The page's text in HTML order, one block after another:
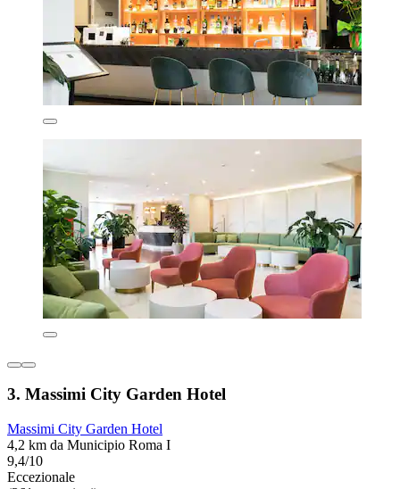
3. Massimi City Garden Hotel
Massimi City Garden Hotel
4,2 km da Municipio Roma I
9,4/10
Eccezionale